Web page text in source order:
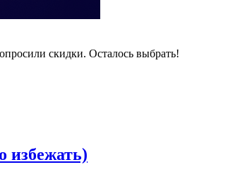
скидки. Осталось выбрать!
избежать)